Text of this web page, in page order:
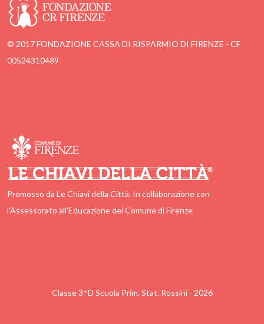
© 2017 FONDAZIONE CASSA DI RISPARMIO DI FIRENZE - CF
00524310489
Promosso da Le Chiavi della Città. In collaborazione con
l'Assessorato all'Educazione del Comune di Firenze
Classe 3^D Scuola Prim. Stat. Rossini - 2026